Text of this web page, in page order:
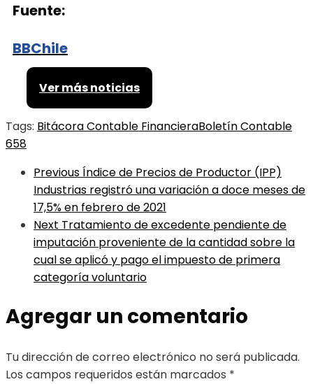
Fuente:
BBChile
Ver más noticias
Tags: Bitácora Contable FinancieraBoletín Contable
658
PreviousÍndice de Precios de Productor (IPP)
Industrias registró una variación a doce meses de
17,5% en febrero de 2021
Next Tratamiento de excedente pendiente de
imputación proveniente de la cantidad sobre la
cual se aplicó y pago el impuesto de primera
categoría voluntario
Agregar un comentario
Tu dirección de correo electrónico no será publicada.
Los campos requeridos están marcados *